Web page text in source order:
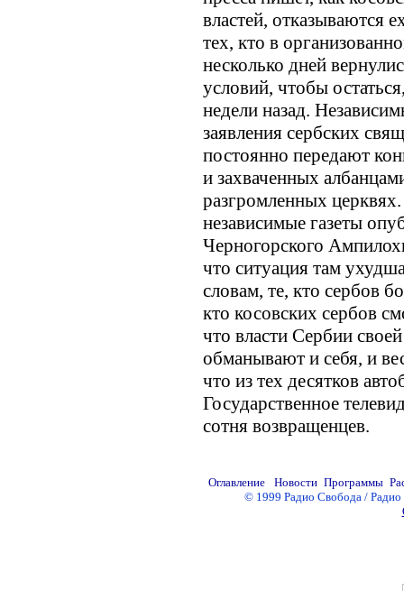
властей, отказываются
тех, кто в
несколько дней
условий, чтобы
недели назад.
заявления сербских
постоянно передают
и захваченных
разгромленных
независимые газеты
Черногорского
что ситуация там
словам, те, кто сербов
кто косовских сербов
что власти Сербии
обманывают и себя, и
что из тех десятков
Государственное
сотня возвращенцев.
© 1999 Радио Свобода /